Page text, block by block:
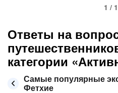
1 /
Ответы на
категории
Самые популярные
Фетхие